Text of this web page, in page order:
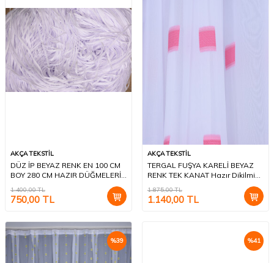
AKÇA TEKSTİL
DÜZ İP BEYAZ RENK EN 100 CM
BOY 280 CM HAZIR DÜĞMELERİ
1.400,00TL
750,00 TL
AKÇA TEKSTİL
TERGAL FUŞYA KARELİ BEYAZ
RENK TEK KANAT Hazır Dikilmiş
1.875,00TL
1.140,00 TL
%39 %41